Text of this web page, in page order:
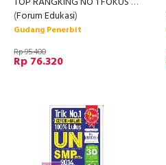
(Forum Edukasi)
Gudang Penerbit
Rp 95.400
Rp 76.320